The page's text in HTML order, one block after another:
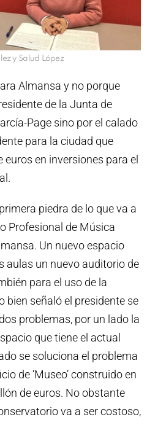
y Salud López
Almansa y no porque
de la Junta de
Page sino por el calado
para la ciudad que
en inversiones para el
piedra de lo que va a
Profesional de Música
Un nuevo espacio
aulas un nuevo auditorio de
para el uso de la
bien señaló el presidente se
problemas, por un lado la
que tiene el actual
se soluciona el problema
de ‘Museo’ construido en
de euros. No obstante
va a ser costoso,